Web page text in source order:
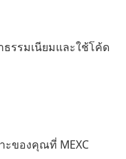
ธรรมเนียมและใช้โค้ด
ะของคุณที่ MEXC